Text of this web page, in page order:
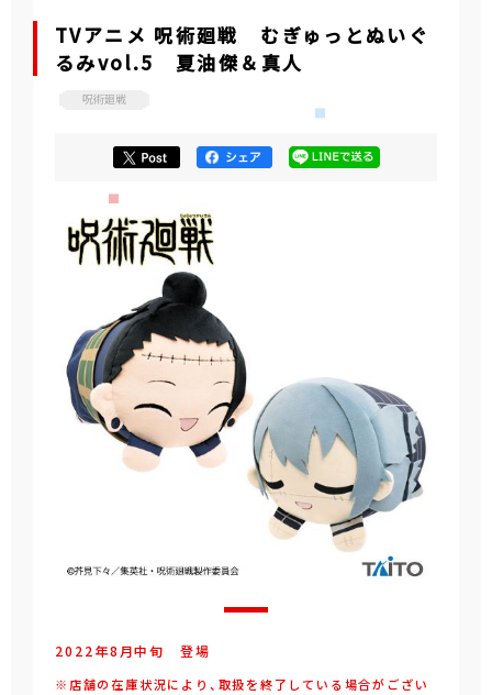
TVアニメ 呪術廻戦 むぎゅっとぬいぐ
るみvol.5 夏油傑＆真人
呪術廻戦
2022年8 月中旬 登場
※店舗の在庫状況により、取扱を終了している場合がござい